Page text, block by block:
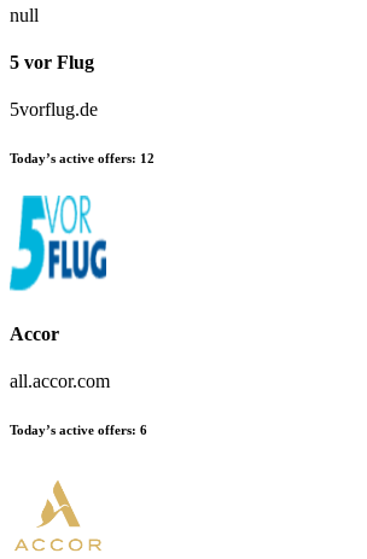
null
5 vor Flug
5vorflug.de
Today’s active offers: 12
Accor
all.accor.com
Today’s active offers: 6